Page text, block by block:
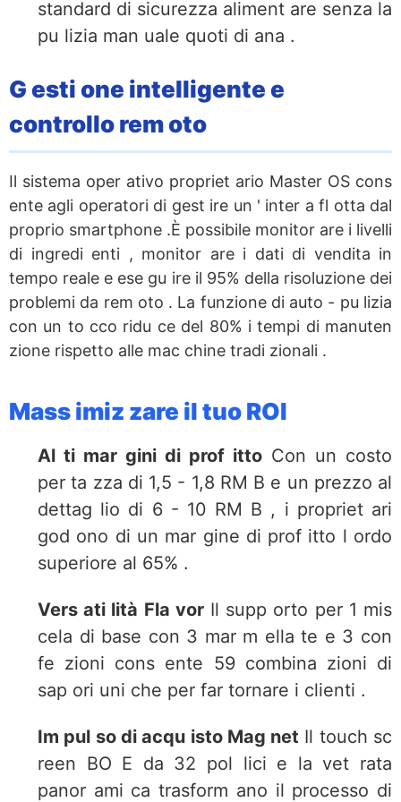
standard di sicurezza aliment are senza la
pu lizia man uale quoti di ana .
G esti one intelligente e
controllo rem oto
Il sistema oper ativo propriet ario Master OS cons
ente agli operatori di gest ire un ' inter a fl otta dal
proprio smartphone .È possibile monitor are i livelli
di ingredi enti , monitor are i dati di vendita in
tempo reale e ese gu ire il 95% della risoluzione dei
problemi da rem oto . La funzione di auto - pu lizia
con un to cco ridu ce del 80% i tempi di manuten
zione rispetto alle mac chine tradi zionali .
Mass imiz zare il tuo ROI
Al ti mar gini di prof itto Con un costo
per ta zza di 1,5 - 1,8 RM B e un prezzo al
dettag lio di 6 - 10 RM B , i propriet ari
god ono di un mar gine di prof itto l ordo
superiore al 65% .
Vers ati lità Fla vorIl supp orto per 1 mis
cela di base con 3 mar m ella te e 3 con
fe zioni cons ente 59 combina zioni di
sap ori uni che per far tornare i clienti .
Im pul so di acqu isto Mag net Il touch sc
reen BO E da 32 pol lici e la vet rata
panor ami ca trasform ano il processo di